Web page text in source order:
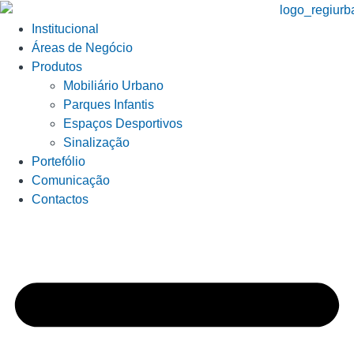
Institucional
Áreas de Negócio
Produtos
Mobiliário Urbano
Parques Infantis
Espaços Desportivos
Sinalização
Portefólio
Comunicação
Contactos